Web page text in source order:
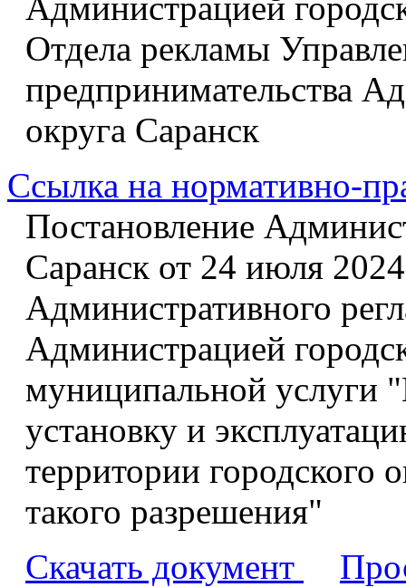
Отдела рекламы
предпринимательства
округа Саранск
Ссылка на нормативно-
Постановление
Саранск от 24 июля
Административного
Администрацией
муниципальной услуги
установку и
территории городского
такого разрешения"
Скачать документ